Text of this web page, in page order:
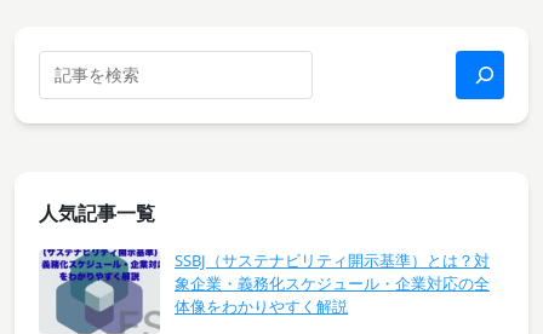
人気記事一覧
SSBJ（サステナビリティ開示基準）とは？対
象企業・義務化スケジュール・企業対応の全
体像をわかりやすく解説